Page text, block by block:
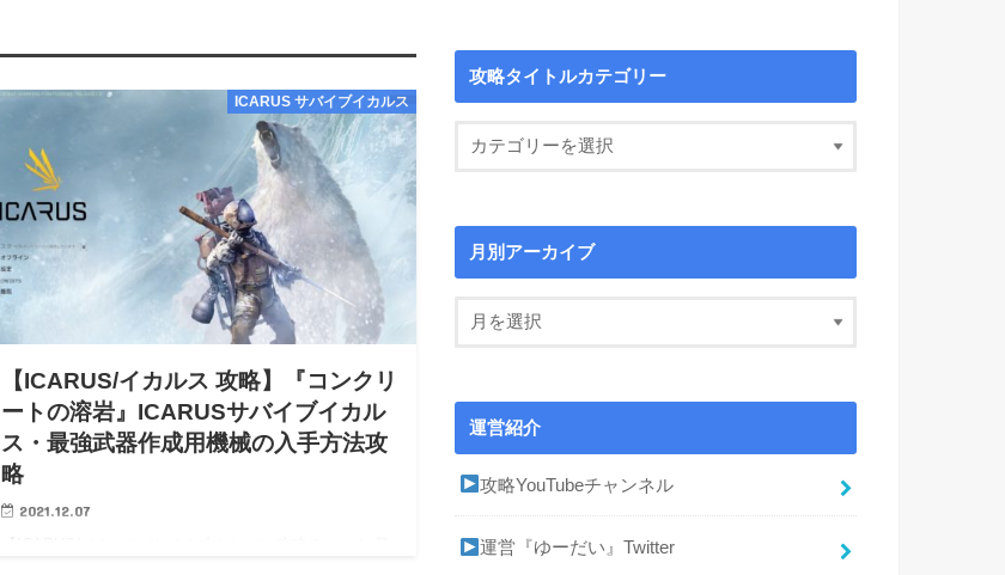
ICARUS サバイブイカルス
【ICARUS/イカルス 攻略】『コンクリ
ートの溶岩』ICARUSサバイブイカル
ス・最強武器作成用機械の入手方法攻
略
2021.12.07
攻略タイトルカテゴリー
月別アーカイブ
運営紹介
攻略YouTubeチャンネル
運営『ゆーだい』Twitter